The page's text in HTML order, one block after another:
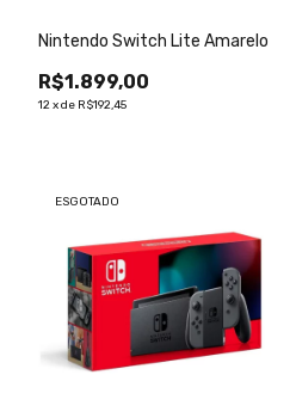
Nintendo Switch Lite Amarelo
R$1.899,00
12xde R$192,45
ESGOTADO